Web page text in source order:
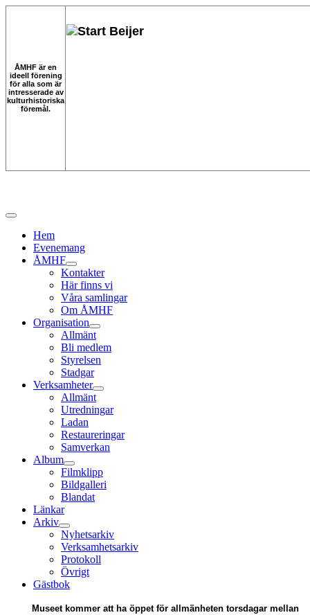
ÅMHF är en
ideell förening
för alla som är
intresserade av
kulturhistoriska
föremål.
Hem
Evenemang
ÅMHF
Kontakter
Här finns vi
Våra samlingar
Om ÅMHF
Organisation
Allmänt
Bli medlem
Styrelsen
Stadgar
Verksamheter
Allmänt
Utredningar
Ladan
Restaureringar
Samverkan
Album
Filmklipp
Bildgalleri
Blandat
Länkar
Arkiv
Nyhetsarkiv
Verksamhetsarkiv
Protokoll
Övrigt
Gästbok
Museet kommer att ha öppet för allmänheten torsdagar mellan